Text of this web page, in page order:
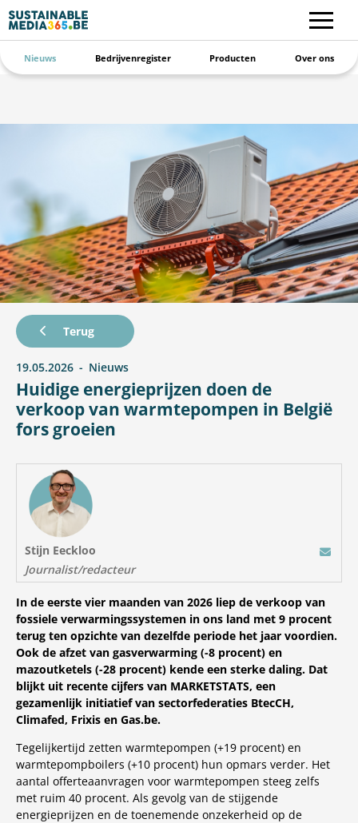
Nieuws Bedrijvenregister Producten Over ons
Huidige energieprijzen doen de
verkoop van warmtepompen in België
fors groeien
Terug
19.05.2026 Nieuws
Stijn Eeckloo
E-mail
Journalist/redacteur
In de eerste vier maanden van 2026 liep de verkoop van
fossiele verwarmingssystemen in ons land met 9 procent
terug ten opzichte van dezelfde periode het jaar voordien.
Ook de afzet van gasverwarming (-8 procent) en
mazoutketels (-28 procent) kende een sterke daling. Dat
blijkt uit recente cijfers van MARKETSTATS, een
gezamenlijk initiatief van sectorfederaties BtecCH,
Climafed, Frixis en Gas.be.
Tegelijkertijd zetten warmtepompen (+19 procent) en
warmtepompboilers (+10 procent) hun opmars verder. Het
aantal offerteaanvragen voor warmtepompen steeg zelfs
met ruim 40 procent. Als gevolg van de stijgende
energieprijzen en de toenemende onzekerheid op de